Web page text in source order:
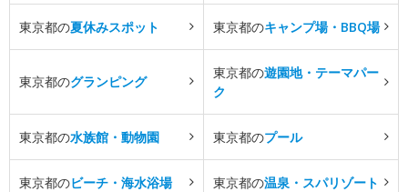
東京都の夏休みスポット 東京都のキャンプ場・BBQ場
東京都のグランピング
東京都の遊園地・テーマパー
ク
東京都の水族館・動物園 東京都のプール
東京都のビーチ・海水浴場 東京都の温泉・スパリゾート